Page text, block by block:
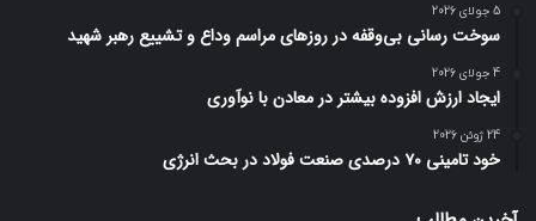
5 جولای 2026
سوخت رسانی بی‌وقفه در روز‌های مراسم وداع و تشییع رهبر شهید
4 جولای 2026
ایجاد ارزش افزوده بیشتر در معادن با نوآوری
24 ژوئن 2026
خود تامینی ۷۰ درصدی صنعت فولاد در بحث انرژی